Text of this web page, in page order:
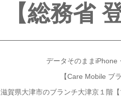
【総務省
データそのままiPhone
【Care Mobile ブ
滋賀県大津市のブランチ大津京１階